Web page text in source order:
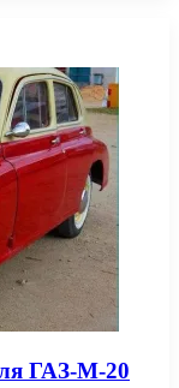
ГАЗ-М-20